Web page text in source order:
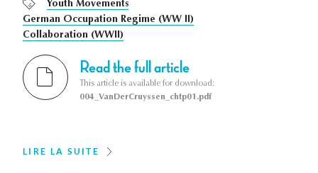
Youth Movements
German Occupation Regime (WW II)
Collaboration (WWII)
Read the full article
This article is available for download:
004_VanDerCruyssen_chtp01.pdf
LIRE LA SUITE